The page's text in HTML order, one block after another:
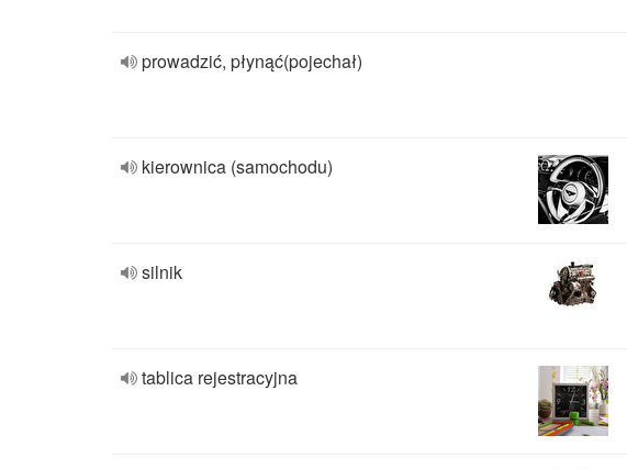
prowadzić, płynąć(pojechał)
kierownica (samochodu)
silnik
tablica rejestracyjna